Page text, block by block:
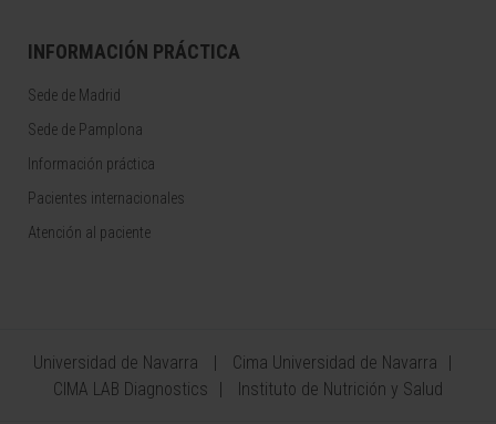
INFORMACIÓN PRÁCTICA
Sede de Madrid
Sede de Pamplona
Información práctica
Pacientes internacionales
Atención al paciente
Universidad de Navarra
Cima Universidad de Navarra
CIMA LAB Diagnostics
Instituto de Nutrición y Salud